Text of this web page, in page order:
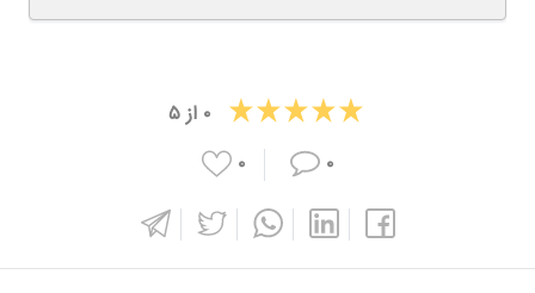
۰ از۵
۰
۰